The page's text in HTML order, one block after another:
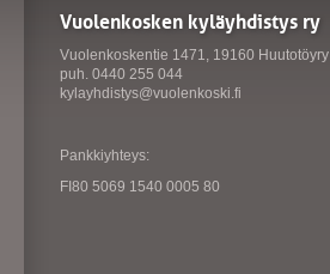
Vuolenkosken kyläyhdistys ry
Vuolenkoskentie 1471, 19160 Huutotöyry
puh. 0440 255 044
kylayhdistys@vuolenkoski.fi
Pankkiyhteys:
FI80 5069 1540 0005 80